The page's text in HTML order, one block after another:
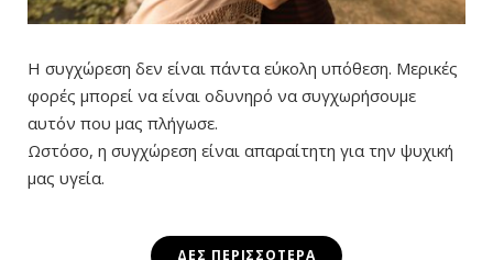
Η συγχώρεση δεν είναι πάντα εύκολη υπόθεση. Μερικές
φορές μπορεί να είναι οδυνηρό να συγχωρήσουμε
αυτόν που μας πλήγωσε.
Ωστόσο, η συγχώρεση είναι απαραίτητη για την ψυχική
μας υγεία.
ΔΕΣ ΠΕΡΙΣΣΌΤΕΡΑ